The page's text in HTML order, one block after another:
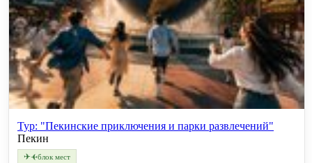
Тур: "Пекинские приключения и парки развлечений"
Пекин
✈✈блок мест